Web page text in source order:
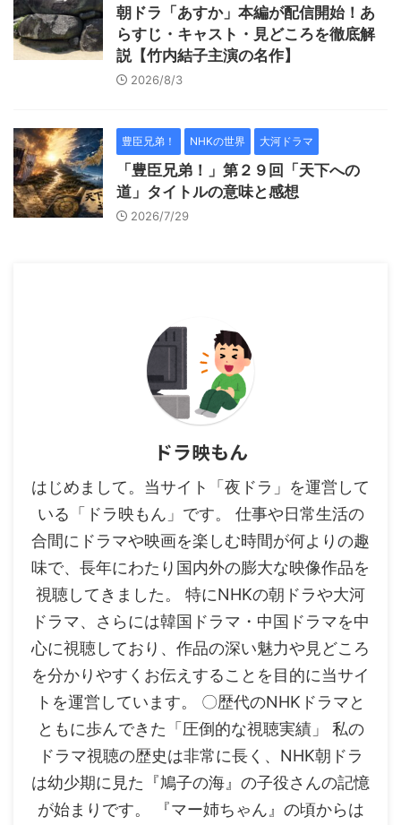
朝ドラ「あすか」本編が配信開始！あ
らすじ・キャスト・見どころを徹底解
説【竹内結子主演の名作】
2026/8/3
豊臣兄弟！ NHKの世界 大河ドラマ
「豊臣兄弟！」第２９回「天下への
道」タイトルの意味と感想
2026/7/29
ドラ映もん
はじめまして。当サイト「夜ドラ」を運営して
いる「ドラ映もん」です。 仕事や日常生活の
合間にドラマや映画を楽しむ時間が何よりの趣
味で、長年にわたり国内外の膨大な映像作品を
視聴してきました。 特にNHKの朝ドラや大河
ドラマ、さらには韓国ドラマ・中国ドラマを中
心に視聴しており、作品の深い魅力や見どころ
を分かりやすくお伝えすることを目的に当サイ
トを運営しています。 〇歴代のNHKドラマと
ともに歩んできた「圧倒的な視聴実績」 私の
ドラマ視聴の歴史は非常に長く、NHK朝ドラ
は幼少期に見た『鳩子の海』の子役さんの記憶
が始まりです。 『マー姉ちゃん』の頃からは